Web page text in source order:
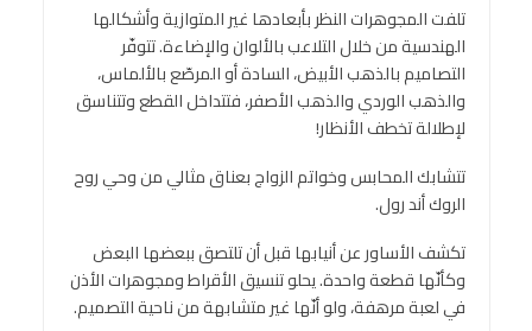
تلفت المجوهرات النظر بأبعادها غير المتوازية وأشكالها
الهندسية من خلال التلاعب بالألوان والإضاءة. تتوفّر
التصاميم بالذهب الأبيض، السادة أو المرصّع بالألماس،
والذهب الوردي والذهب الأصفر، فتتداخل القطع وتتناسق
لإطلالة تخطف الأنظار!
تتشابك المحابس وخواتم الزواج بعناق مثالي من وحي روح
الروك أند رول.
تكشف الأساور عن أنيابها قبل أن تلتصق ببعضها البعض
وكأنّها قطعة واحدة. يحلو تنسيق الأقراط ومجوهرات الأذن
في لعبة مرهفة، ولو أنّها غير متشابهة من ناحية التصميم.